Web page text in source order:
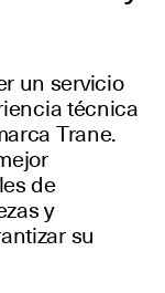
un servicio
técnica
Trane.
de
y
su